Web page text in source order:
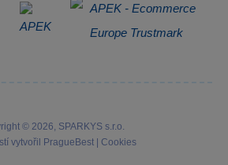
© 2026, SPARKYS s.r.o.
vytvořil
PragueBest Cookies